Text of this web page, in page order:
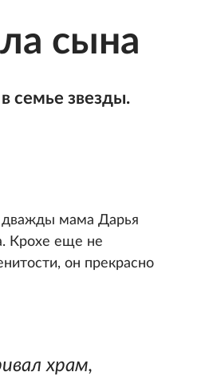
сына
семье звезды.
дважды мама Дарья
Крохе еще не
он прекрасно
храм,